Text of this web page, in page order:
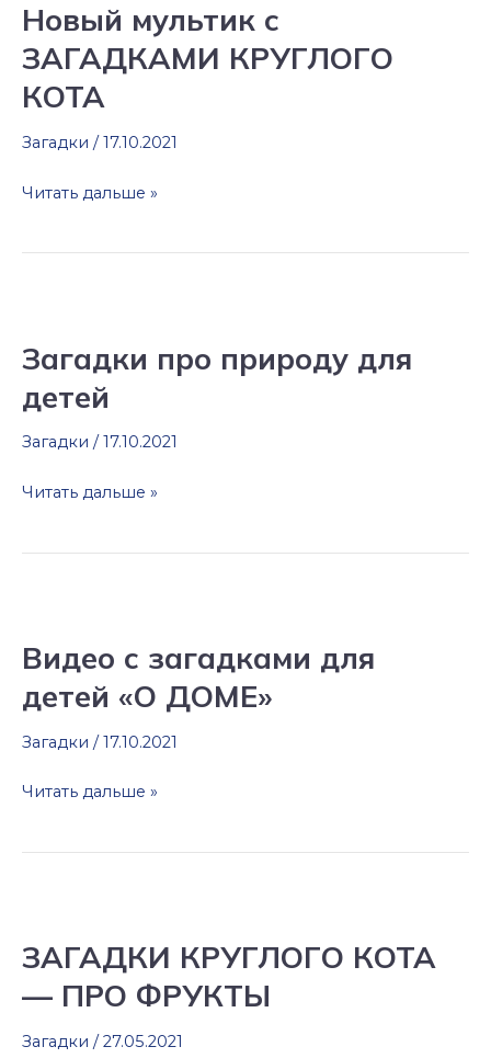
Новый мультик с
ЗАГАДКАМИ КРУГЛОГО
КОТА
Загадки /17.10.2021
с
ЗАГАДКАМИ
КРУГЛОГО
КОТА
Читать дальше »
Загадки про природу для
детей
Загадки /17.10.2021
природу
для
детей
Читать дальше »
Видео с загадками для
детей «О ДОМЕ»
Загадки /17.10.2021
загадками
для
детей
«О
Читать дальше »
ЗАГАДКИ КРУГЛОГО КОТА
— ПРО ФРУКТЫ
Загадки /27.05.2021
КОТА
ФРУКТЫ